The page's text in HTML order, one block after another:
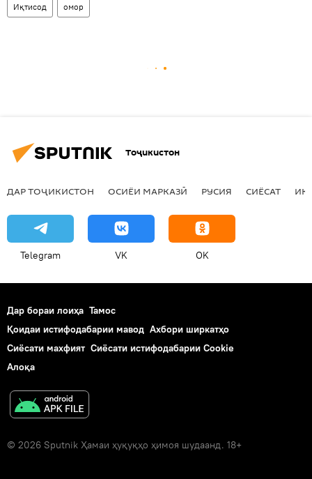
Иқтисод омор
Тоҷикистон
ДАР ТОҶИКИСТОН ОСИЁИ МАРКАЗӢ РУСИЯ СИЁСАТ
Telegram VK OK
Дар бораи лоиҳа Тамос
Қоидаи истифодабарии мавод Ахбори ширкатҳо
Сиёсати махфият Сиёсати истифодабарии Cookie
Алоқа
© 2026 Sputnik Ҳамаи ҳуқуқҳо ҳимоя шудаанд. 18+